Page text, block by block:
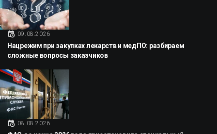
09.08.2026
Нацрежим при закупках лекарств и медПО: разбираем
сложные вопросы заказчиков
08.08.2026